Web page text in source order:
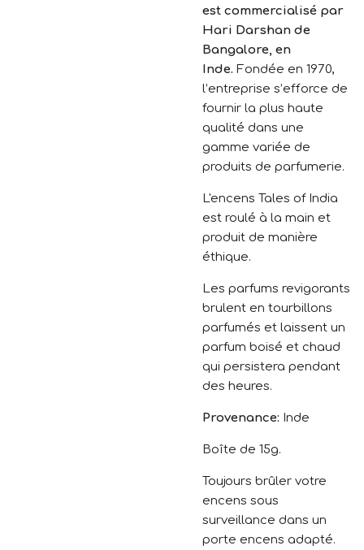
est commercialisé par
Hari Darshan de
Bangalore, en
Inde. Fondée en 1970,
l’entreprise s’efforce de
fournir la plus haute
qualité dans une
gamme variée de
produits de parfumerie.
L'encens Tales of India
est roulé à la main et
produit de manière
éthique.
Les parfums revigorants
brulent en tourbillons
parfumés et laissent un
parfum boisé et chaud
qui persistera pendant
des heures.
Provenance: Inde
Boîte de 15g.
Toujours brûler votre
encens sous
surveillance dans un
porte encens adapté.